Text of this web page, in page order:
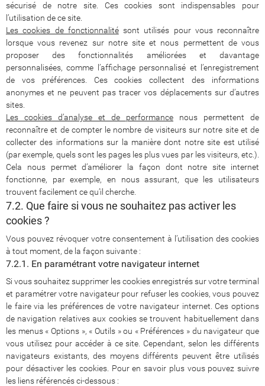
sécurisé de notre site. Ces cookies sont indispensables pour
l’utilisation de ce site.
Les cookies de fonctionnalitésont utilisés pour vous reconnaître
lorsque vous revenez sur notre site et nous permettent de vous
proposer des fonctionnalités améliorées et davantage
personnalisées, comme l’affichage personnalisé et l’enregistrement
de vos préférences. Ces cookies collectent des informations
anonymes et ne peuvent pas tracer vos déplacements sur d’autres
sites.
Les cookies d’analyse et de performance nous permettent de
reconnaître et de compter le nombre de visiteurs sur notre site et de
collecter des informations sur la manière dont notre site est utilisé
(par exemple, quels sont les pages les plus vues par les visiteurs, etc.).
Cela nous permet d’améliorer la façon dont notre site internet
fonctionne, par exemple, en nous assurant, que les utilisateurs
trouvent facilement ce qu’il cherche.
7.2. Que faire si vous ne souhaitez pas activer les
cookies ?
Vous pouvez révoquer votre consentement à l’utilisation des cookies
à tout moment, de la façon suivante :
7.2.1. En paramétrant votre navigateur internet
Si vous souhaitez supprimer les cookies enregistrés sur votre terminal
et paramétrer votre navigateur pour refuser les cookies, vous pouvez
le faire via les préférences de votre navigateur internet. Ces options
de navigation relatives aux cookies se trouvent habituellement dans
les menus « Options », « Outils » ou « Préférences » du navigateur que
vous utilisez pour accéder à ce site. Cependant, selon les différents
navigateurs existants, des moyens différents peuvent être utilisés
pour désactiver les cookies. Pour en savoir plus vous pouvez suivre
les liens référencés ci-dessous :